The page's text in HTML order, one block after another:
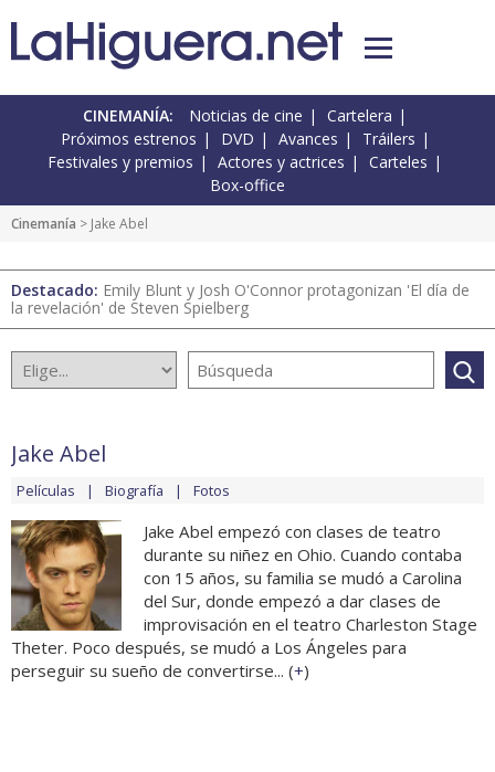
CINEMANÍA: Noticias de cine
Cartelera
Próximos estrenos
DVD Avances
Tráilers
Festivales y premios
Actores y actrices
Carteles
Box-office
Cinemanía > Jake Abel
Destacado: Emily Blunt y Josh O'Connor protagonizan 'El día de
la revelación' de Steven Spielberg
Jake Abel
Películas Biografía Fotos
Jake Abel empezó con clases de teatro
durante su niñez en Ohio. Cuando contaba
con 15 años, su familia se mudó a Carolina
del Sur, donde empezó a dar clases de
improvisación en el teatro Charleston Stage
Theter. Poco después, se mudó a Los Ángeles para
perseguir su sueño de convertirse... (+)